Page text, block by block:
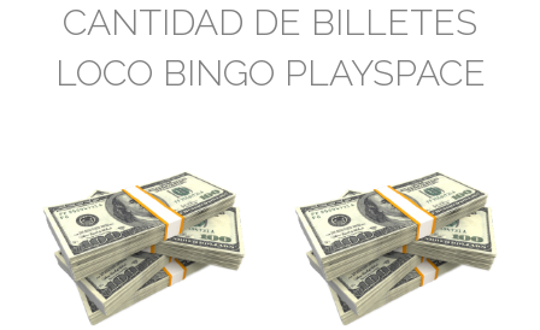
CANTIDAD DE BILLETES
LOCO BINGO PLAYSPACE